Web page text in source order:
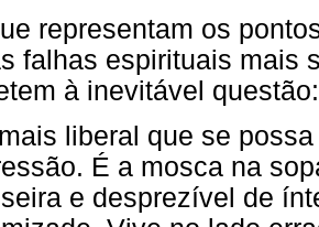
representam os
falhas espirituais mais
à inevitável
liberal que se
É a mosca na
e desprezível de